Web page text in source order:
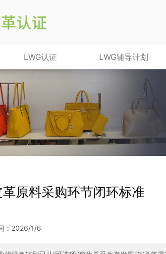
LWG认证 LWG辅导计划
原料采购环节闭环标准
： 2026/1/6